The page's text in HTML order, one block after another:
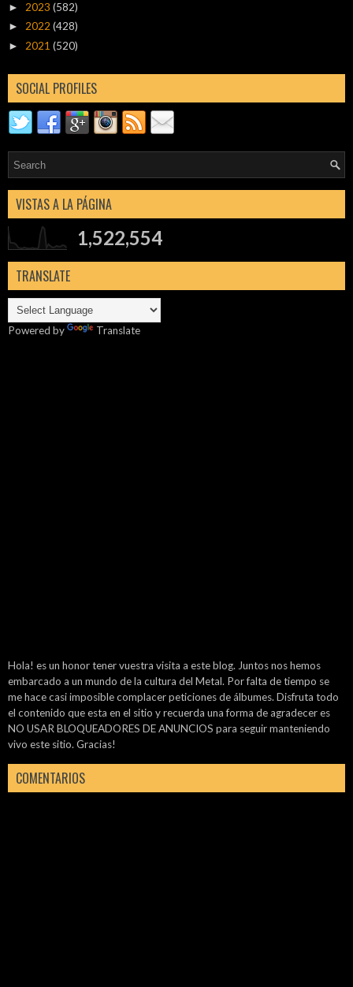
► 2023 (582)
► 2022 (428)
► 2021 (520)
SOCIAL PROFILES
VISTAS A LA PÁGINA
1,522,554
TRANSLATE
Powered by Translate
Hola! es un honor tener vuestra visita a este blog. Juntos nos hemos
embarcado a un mundo de la cultura del Metal. Por falta de tiempo se
me hace casi imposible complacer peticiones de álbumes. Disfruta todo
el contenido que esta en el sitio y recuerda una forma de agradecer es
NO USAR BLOQUEADORES DE ANUNCIOS para seguir manteniendo
vivo este sitio. Gracias!
COMENTARIOS